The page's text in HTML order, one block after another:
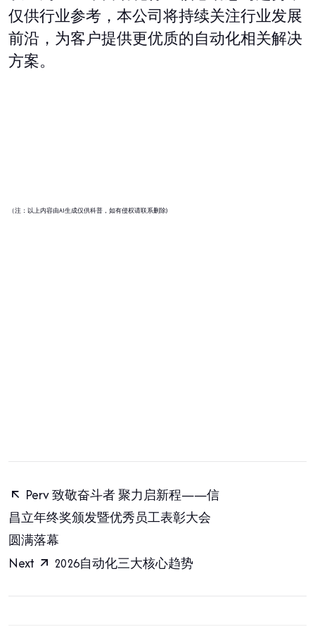
仅供行业参考，本公司将持续关注行业发展
前沿，为客户提供更优质的自动化相关解决
方案。
（注： 以上内容由AI生成仅供科普，如有侵权请联系删除)
Perv致敬奋斗者 聚力启新程——信
昌立年终奖颁发暨优秀员工表彰大会
圆满落幕
Next 2026自动化三大核心趋势